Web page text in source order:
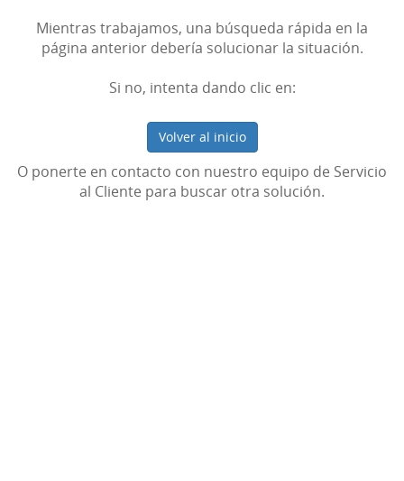
Mientras trabajamos, una búsqueda rápida en la
página anterior debería solucionar la situación.
Si no, intenta dando clic en:
Volver al inicio
O ponerte en contacto con nuestro equipo de Servicio
al Cliente para buscar otra solución.